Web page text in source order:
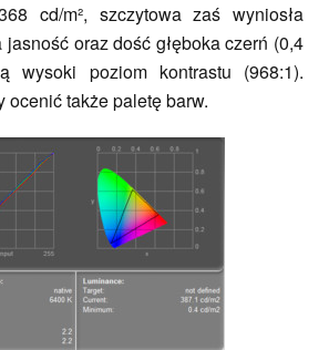
cd/m², szczytowa zaś wyniosła
jasność oraz dość głęboka czerń (0,4
wysoki poziom kontrastu (968:1).
ocenić także paletę barw.